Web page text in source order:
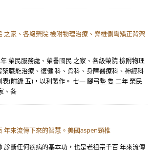
之家、各級榮院 檢附物理治療、脊椎側彎矯正背架
榮民服務處、榮譽國民 之家、各級榮院 檢附物理
職能治療、復健 科、骨科、身障醫療科、神經科
(附錄 五)，以利製作。 七一 腳弓墊 隻 二年 榮民
、各
年來流傳下來的智慧。美國aspen頸椎
診斷任何疾病的基本功，也是老祖宗千百 年來流傳